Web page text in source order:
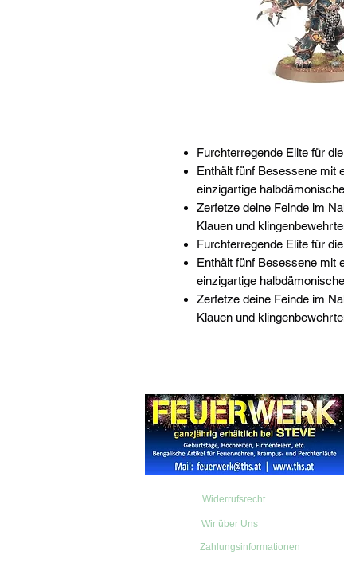
Furchterregende Elite für
Enthält fünf Besessene mit
einzigartige
Zerfetze deine Feinde im
Klauen und
Furchterregende Elite für
Enthält fünf Besessene mit
einzigartige
Zerfetze deine Feinde im
Klauen und
Widerrufsrecht
Wir über Uns
Zahlungsinformationen